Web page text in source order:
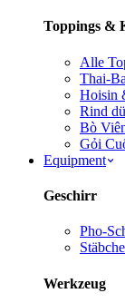
Toppings &
Alle
Thai-
Hoisin
Rind
Bò
Gỏi
Equipment
Geschirr
Pho-
Werkzeug